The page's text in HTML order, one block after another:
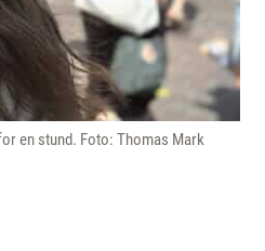
en stund. Foto: Thomas Mark